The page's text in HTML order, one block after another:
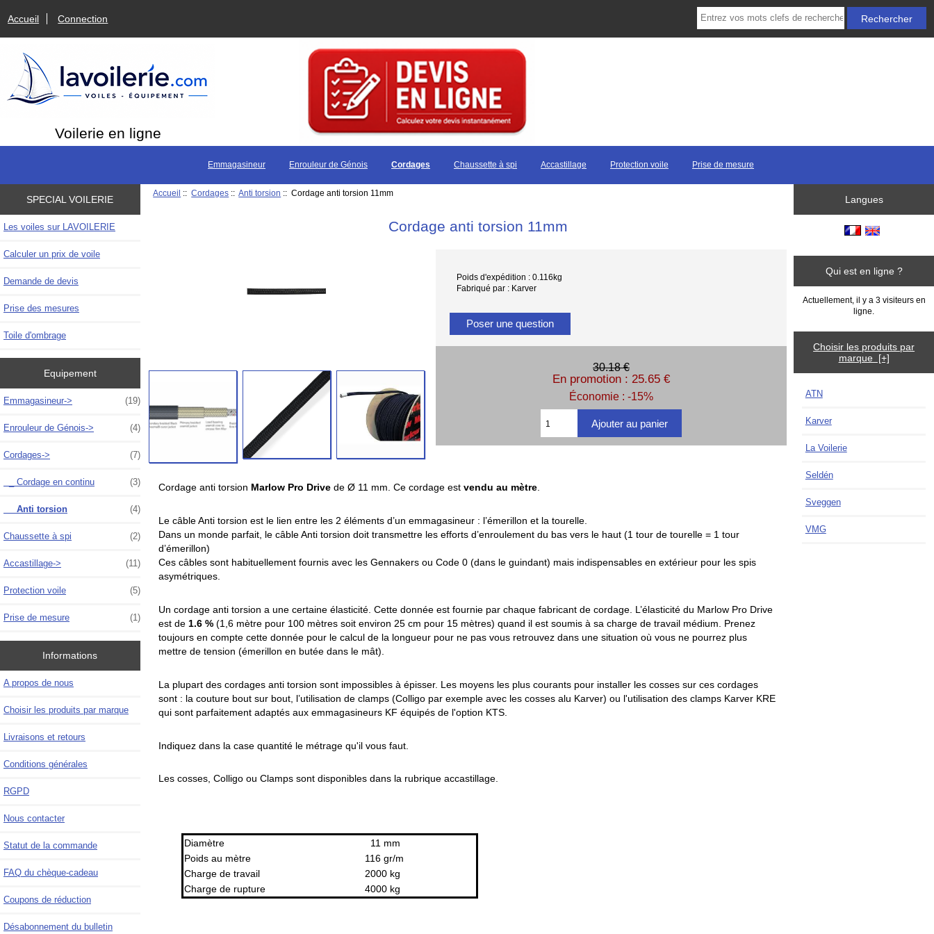
Accueil Connection
Voilerie en ligne
Emmagasineur Enrouleur de Génois Cordages Chaussette à spi Accastillage Protection voile Prise de mesure
SPECIAL VOILERIE
Les voiles sur LAVOILERIE
Calculer un prix de voile
Demande de devis
Prise des mesures
Toile d'ombrage
Equipement
Emmagasineur-> (19)
Enrouleur de Génois-> (4)
Cordages-> (7)
_ Cordage en continu (3)
_ Anti torsion (4)
Chaussette à spi (2)
Accastillage-> (11)
Protection voile (5)
Prise de mesure (1)
Informations
A propos de nous
Choisir les produits par marque
Livraisons et retours
Conditions générales
RGPD
Nous contacter
Statut de la commande
FAQ du chèque-cadeau
Coupons de réduction
Désabonnement du bulletin
Accueil ::Cordages ::Anti torsion :: Cordage anti torsion 11mm
Cordage anti torsion 11mm
Poids d'expédition : 0.116kg
Fabriqué par : Karver
Poser une question
30.18 €
En promotion : 25.65 €
Économie : -15%
Cordage anti torsion Marlow Pro Drive de Ø 11 mm. Ce cordage estvendu au mètre.
Le câble Anti torsion est le lien entre les 2 éléments d’un emmagasineur : l’émerillon et la tourelle.
Dans un monde parfait, le câble Anti torsion doit transmettre les efforts d’enroulement du bas vers le haut (1 tour de tourelle = 1 tour
d’émerillon)
Ces câbles sont habituellement fournis avec les Gennakers ou Code 0 (dans le guindant) mais indispensables en extérieur pour les spis
asymétriques.
Un cordage anti torsion a une certaine élasticité. Cette donnée est fournie par chaque fabricant de cordage. L’élasticité du Marlow Pro Drive
est de 1.6 % (1,6 mètre pour 100 mètres soit environ 25 cm pour 15 mètres) quand il est soumis à sa charge de travail médium. Prenez
toujours en compte cette donnée pour le calcul de la longueur pour ne pas vous retrouvez dans une situation où vous ne pourrez plus
mettre de tension (émerillon en butée dans le mât).
La plupart des cordages anti torsion sont impossibles à épisser. Les moyens les plus courants pour installer les cosses sur ces cordages
sont : la couture bout sur bout, l’utilisation de clamps (Colligo par exemple avec les cosses alu Karver) ou l'utilisation des clamps Karver KRE
qui sont parfaitement adaptés aux emmagasineurs KF équipés de l'option KTS.
Indiquez dans la case quantité le métrage qu'il vous faut.
Les cosses, Colligo ou Clamps sont disponibles dans la rubrique accastillage.
Diamètre
11 mm
Poids au mètre
116 gr/m
Charge de travail
2000 kg
Charge de rupture
4000 kg
Langues
Qui est en ligne ?
Actuellement, il y a 3 visiteurs en
ligne.
Choisir les produits par
marque [+]
ATN
Karver
La Voilerie
Seldén
Sveggen
VMG